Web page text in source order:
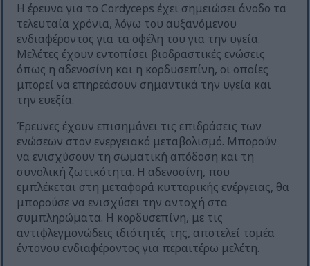
Η έρευνα για το Cordyceps έχει σημειώσει άνοδο τα
τελευταία χρόνια, λόγω του αυξανόμενου
ενδιαφέροντος για τα οφέλη του για την υγεία.
Μελέτες έχουν εντοπίσει βιοδραστικές ενώσεις
όπως η αδενοσίνη και η κορδυσεπίνη, οι οποίες
μπορεί να επηρεάσουν σημαντικά την υγεία και
την ευεξία.
Έρευνες έχουν επισημάνει τις επιδράσεις των
ενώσεων στον ενεργειακό μεταβολισμό. Μπορούν
να ενισχύσουν τη σωματική απόδοση και τη
συνολική ζωτικότητα. Η αδενοσίνη, που
εμπλέκεται στη μεταφορά κυτταρικής ενέργειας, θα
μπορούσε να ενισχύσει την αντοχή στα
συμπληρώματα. Η κορδυσεπίνη, με τις
αντιφλεγμονώδεις ιδιότητές της, αποτελεί τομέα
έντονου ενδιαφέροντος για περαιτέρω μελέτη.